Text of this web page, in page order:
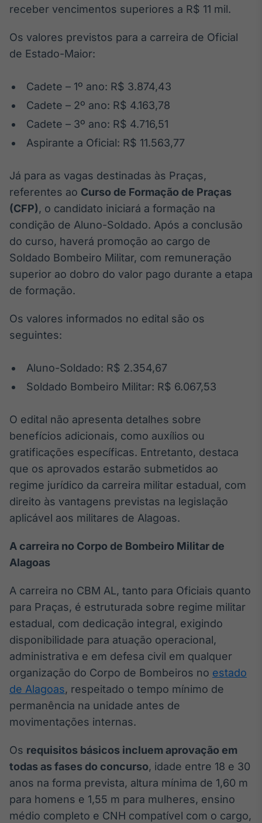
receber vencimentos superiores a R$ 11 mil.
Os valores previstos para a carreira de Oficial
de Estado-Maior:
Cadete – 1º ano: R$ 3.874,43
Cadete – 2º ano: R$ 4.163,78
Cadete – 3º ano: R$ 4.716,51
Aspirante a Oficial: R$ 11.563,77
Já para as vagas destinadas às Praças,
referentes ao Curso de Formação de Praças
(CFP), o candidato iniciará a formação na
condição de Aluno-Soldado. Após a conclusão
do curso, haverá promoção ao cargo de
Soldado Bombeiro Militar, com remuneração
superior ao dobro do valor pago durante a etapa
de formação.
Os valores informados no edital são os
seguintes:
Aluno-Soldado: R$ 2.354,67
Soldado Bombeiro Militar: R$ 6.067,53
O edital não apresenta detalhes sobre
benefícios adicionais, como auxílios ou
gratificações específicas. Entretanto, destaca
que os aprovados estarão submetidos ao
regime jurídico da carreira militar estadual, com
direito às vantagens previstas na legislação
aplicável aos militares de Alagoas.
A carreira no Corpo de Bombeiro Militar de
Alagoas
A carreira no CBM AL, tanto para Oficiais quanto
para Praças, é estruturada sobre regime militar
estadual, com dedicação integral, exigindo
disponibilidade para atuação operacional,
administrativa e em defesa civil em qualquer
organização do Corpo de Bombeiros no estado
de Alagoas, respeitado o tempo mínimo de
permanência na unidade antes de
movimentações internas.
Os requisitos básicos incluem aprovação em
todas as fases do concurso, idade entre 18 e 30
anos na forma prevista, altura mínima de 1,60 m
para homens e 1,55 m para mulheres, ensino
médio completo e CNH compatível com o cargo,